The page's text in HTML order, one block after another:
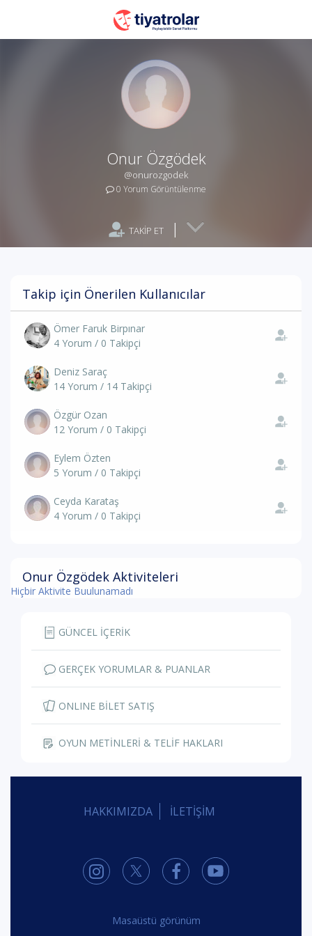
Onur Özgödek
@onurozgodek
0 Yorum Görüntülenme
TAKİP ET |
Takip için Önerilen Kullanıcılar
Ömer Faruk Birpınar
4 Yorum / 0 Takipçi
Deniz Saraç
14 Yorum / 14 Takipçi
Özgür Ozan
12 Yorum / 0 Takipçi
Eylem Özten
5 Yorum / 0 Takipçi
Ceyda Karataş
4 Yorum / 0 Takipçi
Onur Özgödek Aktiviteleri
Hiçbir Aktivite Buulunamadı
GÜNCEL İÇERİK
GERÇEK YORUMLAR & PUANLAR
ONLINE BİLET SATIŞ
OYUN METİNLERİ & TELİF HAKLARI
HAKKIMIZDA İLETİŞİM
Masaüstü görünüm